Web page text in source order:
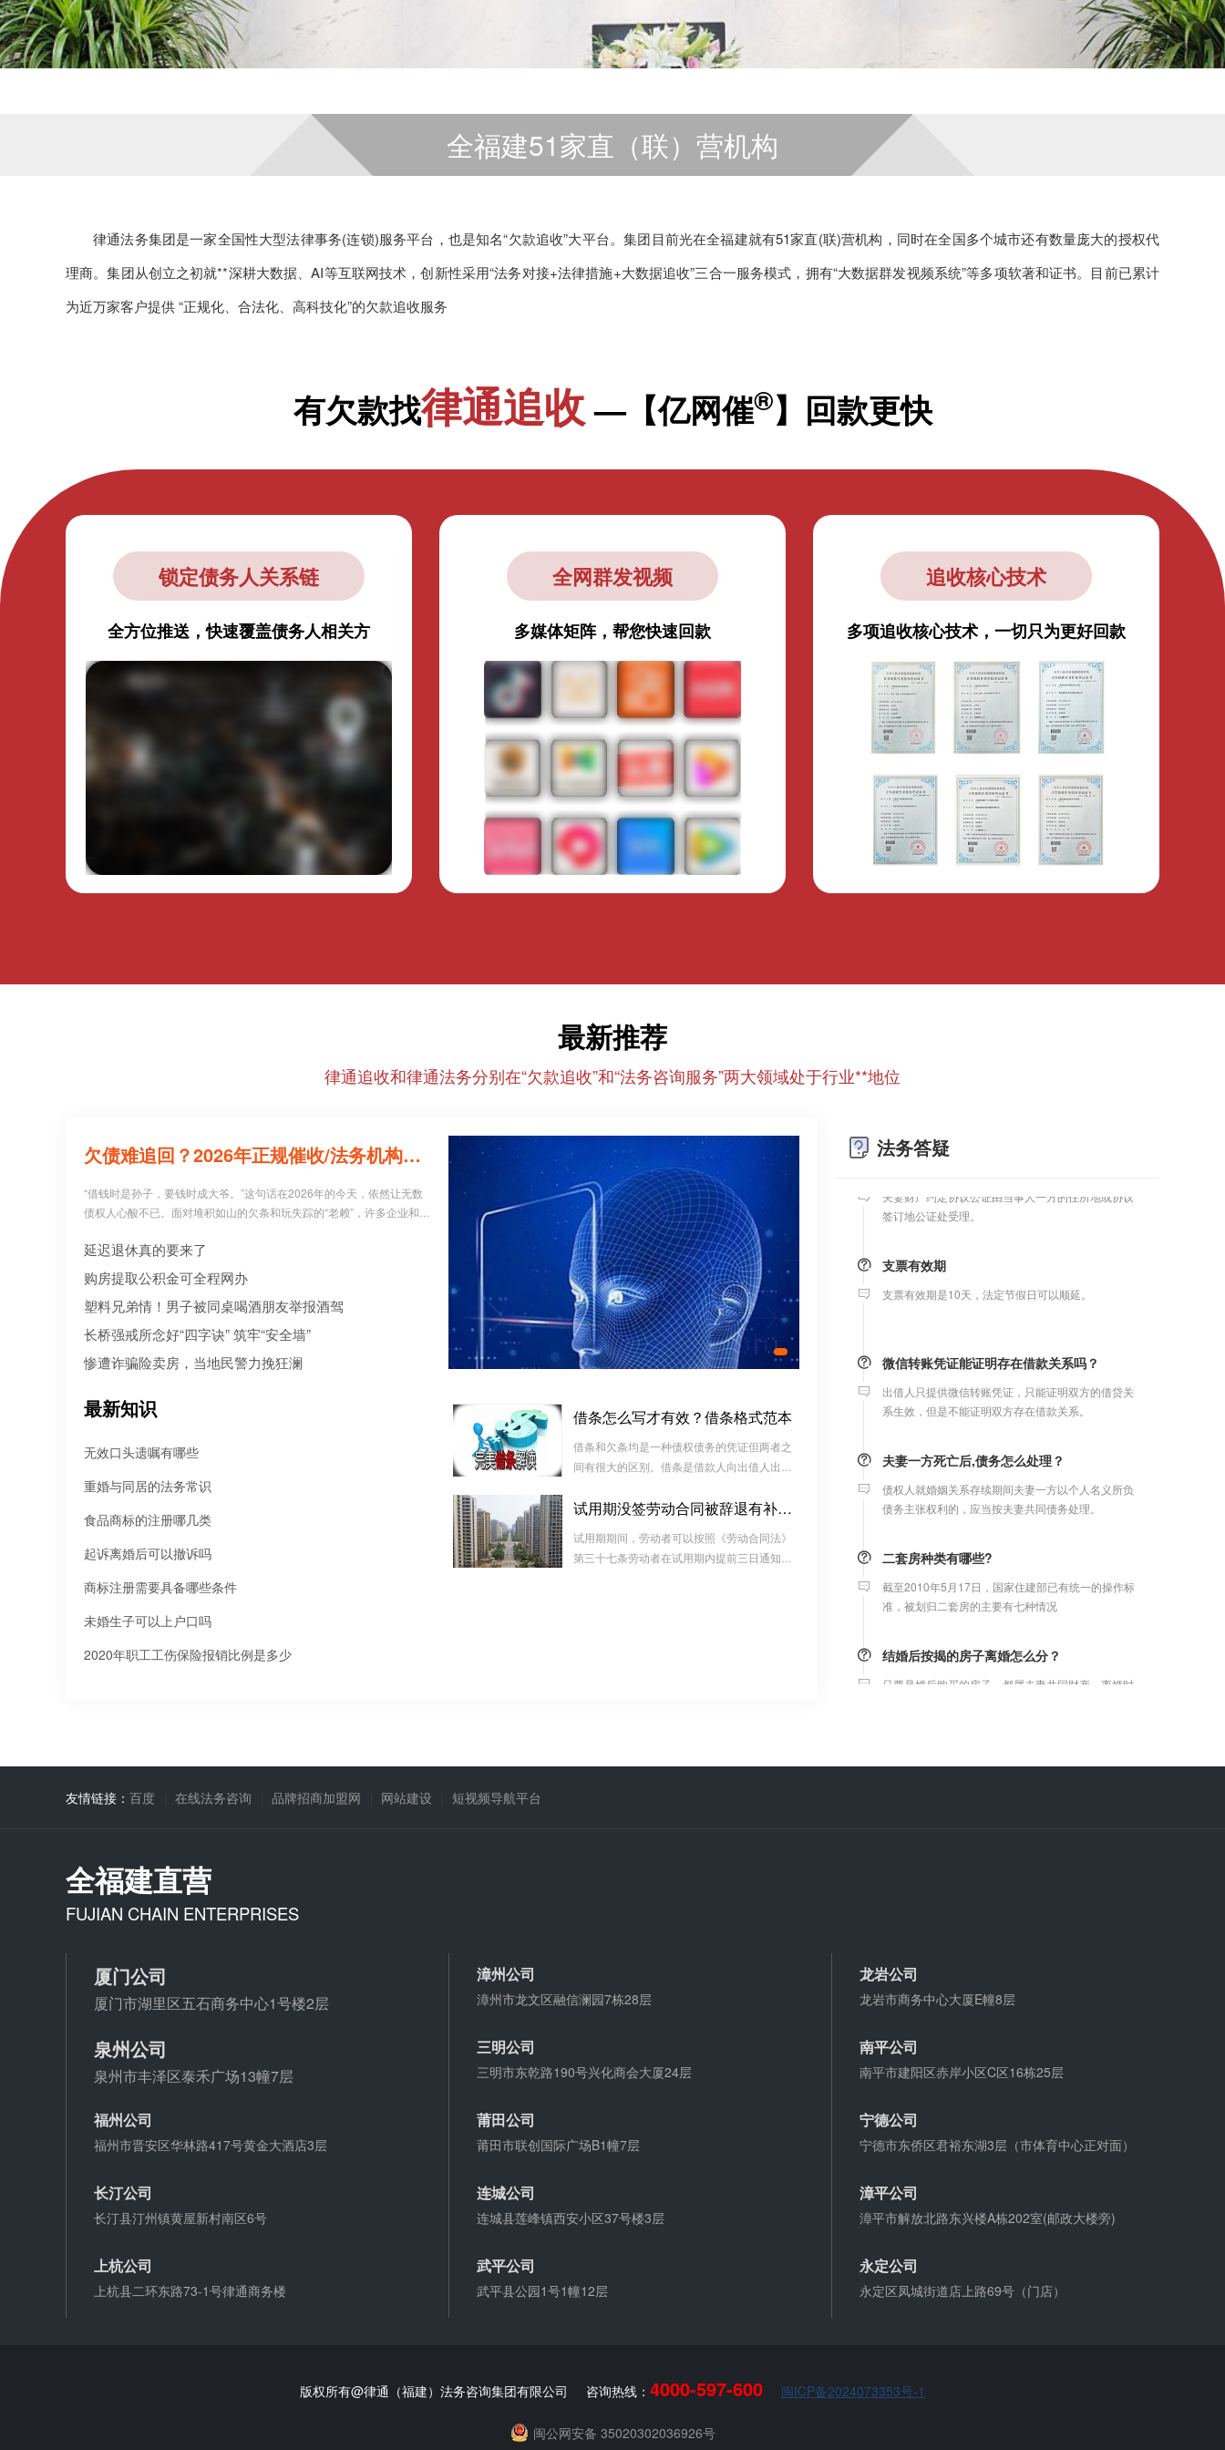
全福建51家直（联）营机构
律通法务集团是一家全国性大型法律事务(连锁)服务平台，也是知名“欠款追收”大平台。集团目前光在全福建就有51家直(联)营机构，同时在全国多个城市还有数量庞大的授权代
理商。集团从创立之初就**深耕大数据、AI等互联网技术，创新性采用“法务对接+法律措施+大数据追收”三合一服务模式，拥有“大数据群发视频系统”等多项软著和证书。目前已累计
为近万家客户提供 “正规化、合法化、高科技化”的欠款追收服务
有欠款找律通追收—【亿网催®】回款更快
锁定债务人关系链
全方位推送，快速覆盖债务人相关方
全网群发视频
多媒体矩阵，帮您快速回款
追收核心技术
多项追收核心技术，一切只为更好回款
最新推荐
律通追收和律通法务分别在“欠款追收”和“法务咨询服务”两大领域处于行业**地位
欠债难追回？2026年正规催收/法务机构红黑榜，避坑必看！
“借钱时是孙子，要钱时成大爷。”这句话在2026年的今天，依然让无数
债权人心酸不已。面对堆积如山的欠条和玩失踪的“老赖”，许多企业和个
是：每10个急于追债的人中，就有3个不仅没追回欠款，反而被不正规
机构骗走了高额“前期服务费”，甚至因委托**手段而惹上官司。到底哪些
机构真正持牌合规？本文为您深度盘点2026年值得托付的正规机构
延迟退休真的要来了
购房提取公积金可全程网办
塑料兄弟情！男子被同桌喝酒朋友举报酒驾
长桥强戒所念好“四字诀” 筑牢“安全墙”
惨遭诈骗险卖房，当地民警力挽狂澜
人脸采集好了、孩子的出生证明能办了
最新知识
无效口头遗嘱有哪些
重婚与同居的法务常识
食品商标的注册哪几类
起诉离婚后可以撤诉吗
商标注册需要具备哪些条件
未婚生子可以上户口吗
2020年职工工伤保险报销比例是多少
借条怎么写才有效？借条格式范本
借条和欠条均是一种债权债务的凭证但两者之
间有很大的区别。借条是借款人向出借人出具
合同关系，而欠条是双方基于以前的经济往来
对过往经济往来的结算，仅是代表一种纯粹的
债权债务关系并不代表借款合同关系。因此借
试用期没签劳动合同被辞退有补偿吗
试用期期间，劳动者可以按照《劳动合同法》
第三十七条劳动者在试用期内提前三日通知用
法务答疑
出借人只提供微信转账凭证，只能证明双方的借贷关
婚前协议的主要目的是对双方各自的财产和债务范围
婚内财产公证在哪边公证处申请
签订地公证处受理。
支票有效期是10天，法定节假日可以顺延。
出借人只提供微信转账凭证，只能证明双方的借贷关
系生效，但是不能证明双方存在借款关系。
债权人就婚姻关系存续期间夫妻一方以个人名义所负
债务主张权利的，应当按夫妻共同债务处理。
截至2010年5月17日，国家住建部已有统一的操作标
准，被划归二套房的主要有七种情况
只要是婚后购买的房子，都属夫妻共同财产，离婚时
平均分割，债务共同承担，与户口无关。
签订地公证处受理。
支票有效期是10天，法定节假日可以顺延。
微信转账凭证能证明存在借款关系吗？
出借人只提供微信转账凭证，只能证明双方的借贷关
夫妻一方死亡后,债务怎么处理？
债务主张权利的，应当按夫妻共同债务处理。
友情链接： 百度 在线法务咨询 品牌招商加盟网 网站建设 短视频导航平台
全福建直营
FUJIAN CHAIN ENTERPRISES
厦门公司
厦门市湖里区五石商务中心1号楼2层
漳州公司
漳州市龙文区融信澜园7栋28层
龙岩公司
龙岩市商务中心大厦E幢8层
泉州公司
泉州市丰泽区泰禾广场13幢7层
三明公司
三明市东乾路190号兴化商会大厦24层
南平公司
南平市建阳区赤岸小区C区16栋25层
福州公司
福州市晋安区华林路417号黄金大酒店3层
莆田公司
莆田市联创国际广场B1幢7层
宁德公司
宁德市东侨区君裕东湖3层（市体育中心正对面）
长汀公司
长汀县汀州镇黄屋新村南区6号
连城公司
连城县莲峰镇西安小区37号楼3层
漳平公司
漳平市解放北路东兴楼A栋202室(邮政大楼旁)
上杭公司
上杭县二环东路73-1号律通商务楼
武平公司
武平县公园1号1幢12层
永定公司
永定区凤城街道店上路69号（门店）
版权所有@律通（福建）法务咨询集团有限公司 咨询热线： 4000-597-600 闽ICP备2024073353号-1
闽公网安备 35020302036926号